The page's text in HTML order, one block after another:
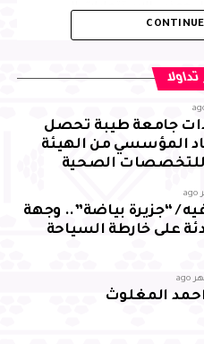
وجذب الاستثمارات إلى
المستدامة
لسمو محافظ الأحساء على
مؤكدًا مضاعفة الجهود
به لضمان تحقيق أفضل النتائج
تداولا
جامعة طيبة تحصل
المؤسسي من الهيئة
للتخصصات الصحية
/ “جزيرة بياضة”.. وجهة
على خارطة السياحة
احمد المغلوث